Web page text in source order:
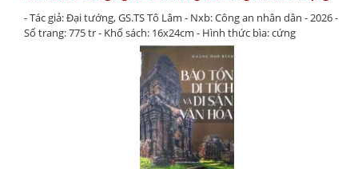
- Tác giả: Đại tướng, GS.TS Tô Lâm - Nxb: Công an nhân dân - 2026 -
Số trang: 775 tr - Khổ sách: 16x24cm - Hình thức bìa: cứng